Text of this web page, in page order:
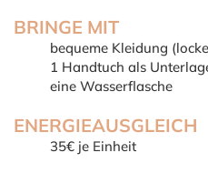
BRINGE MIT
bequeme Kleidung
1 Handtuch als
eine Wasserflasche
ENERGIEAUSGLEICH
35€ je Einheit